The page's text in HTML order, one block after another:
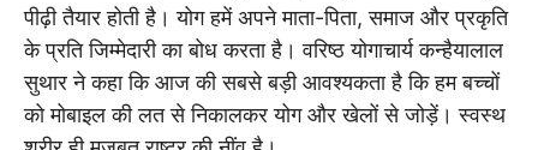
पीढ़ी तैयार होती है। योग हमें अपने माता-पिता, समाज और प्रकृति
के प्रति जिम्मेदारी का बोध करता है। वरिष्ठ योगाचार्य कन्हैयालाल
सुथार ने कहा कि आज की सबसे बड़ी आवश्यकता है कि हम बच्चों
को मोबाइल की लत से निकालकर योग और खेलों से जोड़ें। स्वस्थ